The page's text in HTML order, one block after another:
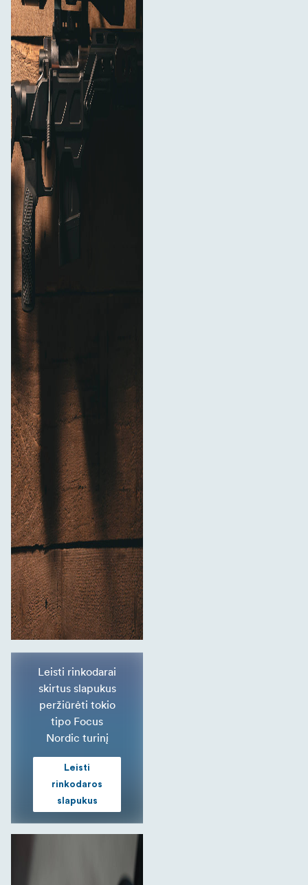
Leisti rinkodarai
skirtus slapukus
peržiūrėti tokio
tipo Focus
Nordic turinį
Leisti
rinkodaros
slapukus